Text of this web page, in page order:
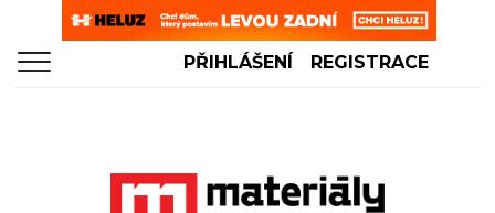
PŘIHLÁŠENÍ REGISTRACE